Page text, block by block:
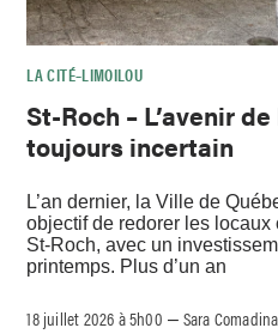
LA CITÉ–LIMOILOU
St-Roch – L’avenir
toujours incertain
L’an dernier, la Ville de
objectif de redorer les
St-Roch, avec un
printemps. Plus d’un an
18 juillet 2026 à 5h00 – Sara Comadina